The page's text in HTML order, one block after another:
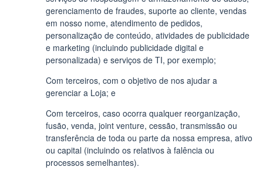
gerenciamento de fraudes, suporte ao cliente, vendas
em nosso nome, atendimento de pedidos,
personalização de conteúdo, atividades de publicidade
e marketing (incluindo publicidade digital e
personalizada) e serviços de TI, por exemplo;
Com terceiros, com o objetivo de nos ajudar a
gerenciar a Loja; e
Com terceiros, caso ocorra qualquer reorganização,
fusão, venda, joint venture, cessão, transmissão ou
transferência de toda ou parte da nossa empresa, ativo
ou capital (incluindo os relativos à falência ou
processos semelhantes).